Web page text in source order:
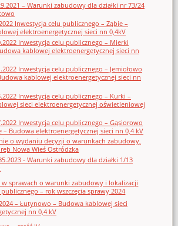
– Warunki zabudowy dla działki nr 73/24
Inwestycja celu publicznego – Ząbie –
elektroenergetycznej sieci nn 0,4kV
Inwestycja celu publicznego – Mierki
kablowej elektroenergetycznej sieci nn
Inwestycja celu publicznego – Jemiołowo
kablowej elektroenergetycznej sieci nn
Inwestycja celu publicznego – Kurki –
sieci elektroenergetycznej oświetleniowej
Inwestycja celu publicznego – Gąsiorowo
– Budowa elektroenergetycznej sieci nn 0,4 kV
o wydaniu decyzji o warunkach zabudowy,
Nowa Wieś Ostródzka
- Warunki zabudowy dla działki 1/13
w sprawach o warunki zabudowy i lokalizacji
– rok wszczęcia sprawy 2024
– Łutynowo – Budowa kablowej sieci
nn 0,4 kV